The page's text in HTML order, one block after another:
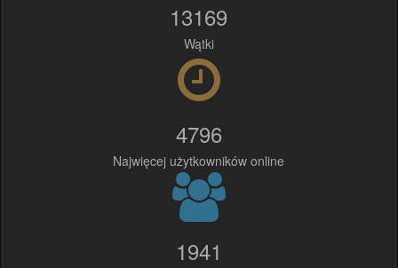
13169
Wątki
4796
Najwięcej użytkowników online
1941